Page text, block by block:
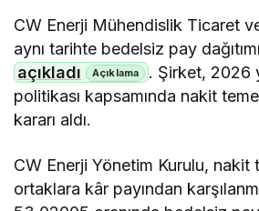
CW Enerji Mühendislik Ticaret
aynı tarihte bedelsiz pay
açıkladı
. Şirket, 2026
politikası kapsamında nakit
kararı aldı.
CW Enerji Yönetim Kurulu, nakit
ortaklara kâr payından